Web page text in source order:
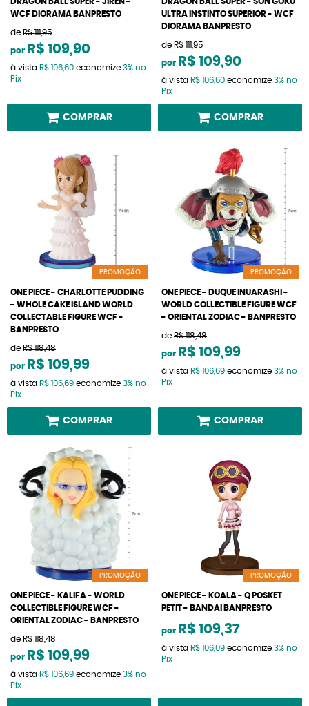
WCF DIORAMA BANPRESTO
de R$ 111,95
por R$ 109,90
à vista R$ 106,60 economize 3% no
Pix
COMPRAR
ULTRA INSTINTO SUPERIOR - WCF
DIORAMA BANPRESTO
de R$ 111,95
por R$ 109,90
à vista R$ 106,60 economize 3% no
Pix
COMPRAR
PROMOÇÃO
ONE PIECE - CHARLOTTE PUDDING
- WHOLE CAKE ISLAND WORLD
COLLECTABLE FIGURE WCF -
BANPRESTO
de R$ 118,48
por R$ 109,99
à vista R$ 106,69 economize 3% no
Pix
COMPRAR
PROMOÇÃO
ONE PIECE - DUQUE INUARASHI -
WORLD COLLECTIBLE FIGURE WCF
- ORIENTAL ZODIAC - BANPRESTO
de R$ 118,48
por R$ 109,99
à vista R$ 106,69 economize 3% no
Pix
COMPRAR
PROMOÇÃO
ONE PIECE - KALIFA - WORLD
COLLECTIBLE FIGURE WCF -
ORIENTAL ZODIAC - BANPRESTO
de R$ 118,48
por R$ 109,99
à vista R$ 106,69 economize 3% no
Pix
PROMOÇÃO
ONE PIECE - KOALA - Q POSKET
PETIT - BANDAI BANPRESTO
por R$ 109,37
à vista R$ 106,09 economize 3% no
Pix